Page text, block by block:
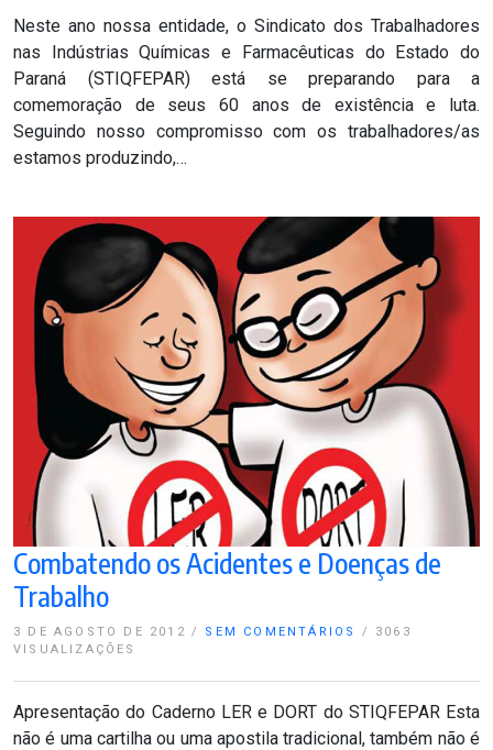
Neste ano nossa entidade, o Sindicato dos Trabalhadores
nas Indústrias Químicas e Farmacêuticas do Estado do
Paraná (STIQFEPAR) está se preparando para a
comemoração de seus 60 anos de existência e luta.
Seguindo nosso compromisso com os trabalhadores/as
estamos produzindo,…
Combatendo os Acidentes e Doenças de
Trabalho
3 DE AGOSTO DE 2012 / SEM COMENTÁRIOS /
3063
VISUALIZAÇÕES
Apresentação do Caderno LER e DORT do STIQFEPAR Esta
não é uma cartilha ou uma apostila tradicional, também não é